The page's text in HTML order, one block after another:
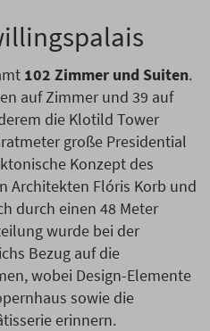
102 Zimmer und Suiten.
auf Zimmer und 39 auf
die Klotild Tower
große Presidential
Konzept des
Architekten Flóris Korb und
durch einen 48 Meter
wurde bei der
Bezug auf die
wobei Design-Elemente
sowie die
erinnern.